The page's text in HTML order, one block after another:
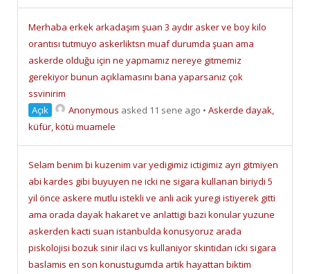
Merhaba erkek arkadaşım şuan 3 aydır asker ve boy kilo
orantısı tutmuyo askerliktsn muaf durumda şuan ama
askerde olduğu için ne yapmamız nereye gitmemiz
gerekiyor bunun açıklamasını bana yaparsanız çok
ssvinirim
Açık
Anonymous asked 11 sene ago • Askerde dayak,
küfür, kötü muamele
Selam benim bi kuzenim var yedigimiz ictigimiz ayri gitmiyen
abi kardes gibi buyuyen ne icki ne sigara kullanan biriydi 5
yil önce askere mutlu istekli ve anli acik yuregi istiyerek gitti
ama orada dayak hakaret ve anlattigi bazi konular yuzune
askerden kacti suan istanbulda konusyoruz arada
piskolojisi bozuk sinir ilaci vs kullaniyor skintidan icki sigara
baslamis en son konustugumda artik hayattan biktim